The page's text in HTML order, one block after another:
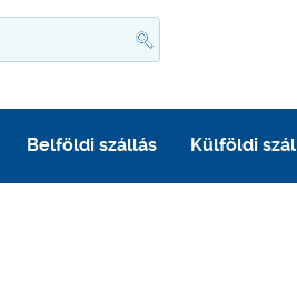
Belföldi szállás Külföldi